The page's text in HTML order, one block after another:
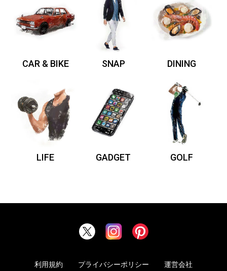
CAR & BIKE SNAP DINING
LIFE GADGET GOLF
利用規約 プライバシーポリシー 運営会社